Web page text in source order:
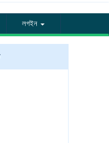
লগইন